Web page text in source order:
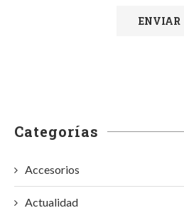
Categorías
Accesorios
Actualidad